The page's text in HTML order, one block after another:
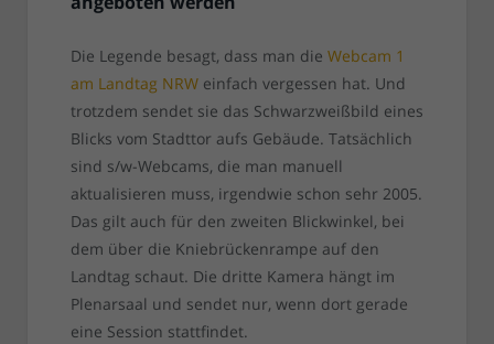
Die Legende besagt, dass man die Webcam 1
am Landtag NRWeinfach vergessen hat. Und
trotzdem sendet sie das Schwarzweißbild eines
Blicks vom Stadttor aufs Gebäude. Tatsächlich
sind s/w-Webcams, die man manuell
aktualisieren muss, irgendwie schon sehr 2005.
Das gilt auch für den zweiten Blickwinkel, bei
dem über die Kniebrückenrampe auf den
Landtag schaut. Die dritte Kamera hängt im
Plenarsaal und sendet nur, wenn dort gerade
eine Session stattfindet.